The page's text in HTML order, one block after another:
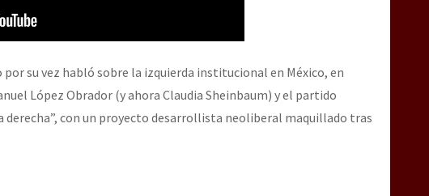
su vez habló sobre la izquierda institucional en México, en
López Obrador (y ahora Claudia Sheinbaum) y el partido
derecha”, con un proyecto desarrollista neoliberal maquillado tras